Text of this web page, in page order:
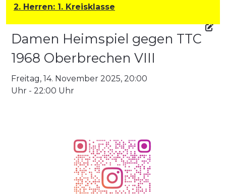
2. Herren: 1. Kreisklasse
Damen Heimspiel gegen TTC
1968 Oberbrechen VIII
Freitag, 14. November 2025, 20:00
Uhr - 22:00 Uhr